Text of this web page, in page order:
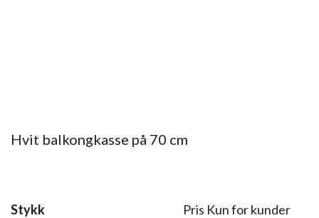
Hvit balkongkasse på 70 cm
Stykk Pris Kun for kunder